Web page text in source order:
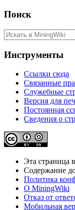
Поиск
Инструменты
Ссылки сюда
Связанные
Служебные
Версия для
Постоянная
Сведения о
Эта страница
Содержание
Политика
О MiningWiki
Отказ от
Мобильная